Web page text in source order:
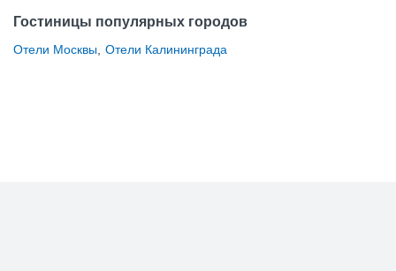
Гостиницы популярных городов
Отели Москвы Отели Калининграда